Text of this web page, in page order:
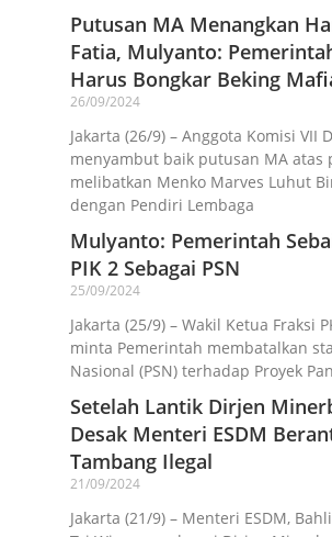
Putusan MA Menangkan
Fatia, Mulyanto:
Harus Bongkar Beking
26/09/2024
Jakarta (26/9) – Anggota Komisi VII
menyambut baik putusan MA atas
melibatkan Menko Marves Luhut
dengan Pendiri Lembaga
Mulyanto: Pemerintah
PIK 2 Sebagai PSN
25/09/2024
Jakarta (25/9) – Wakil Ketua Fraksi
minta Pemerintah membatalkan
Nasional (PSN) terhadap Proyek
Setelah Lantik Dirjen
Desak Menteri ESDM
Tambang Ilegal
21/09/2024
Jakarta (21/9) – Menteri ESDM,